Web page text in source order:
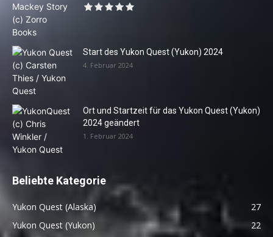
Start des Yukon Quest (Yukon) 2024
4. Februar 2024
Ort und Startzeit für das Yukon Quest (Yukon)
2024 geändert
1. Februar 2024
Beliebte Kategorie
Yukon Quest (Alaska)
27
Yukon Quest (Yukon)
22